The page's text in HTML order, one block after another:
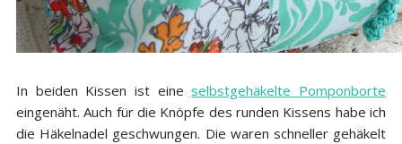
In beiden Kissen ist eineselbstgehäkelte Pomponborte
eingenäht. Auch für die Knöpfe des runden Kissens habe ich
die Häkelnadel geschwungen. Die waren schneller gehäkelt